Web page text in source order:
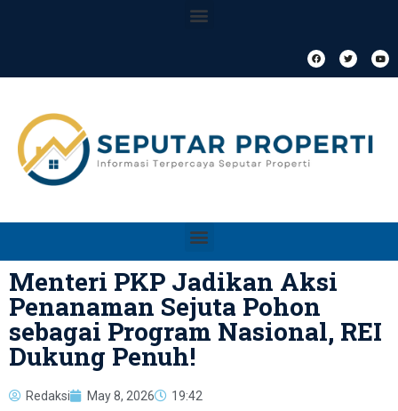
Menteri PKP Jadikan Aksi
Penanaman Sejuta Pohon
sebagai Program Nasional, REI
Dukung Penuh!
Redaksi May 8, 2026 19:42